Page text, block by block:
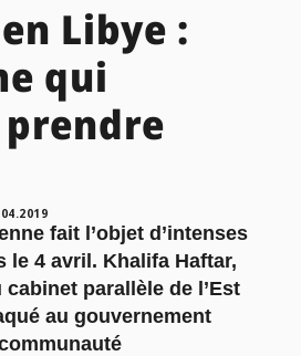
Libye :
qui
fait l’objet d’intenses
le 4 avril. Khalifa Haftar,
parallèle de l’Est
au gouvernement